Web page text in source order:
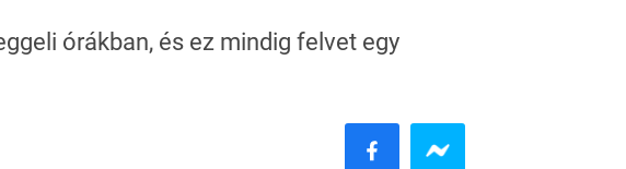
órákban, és ez mindig felvet egy